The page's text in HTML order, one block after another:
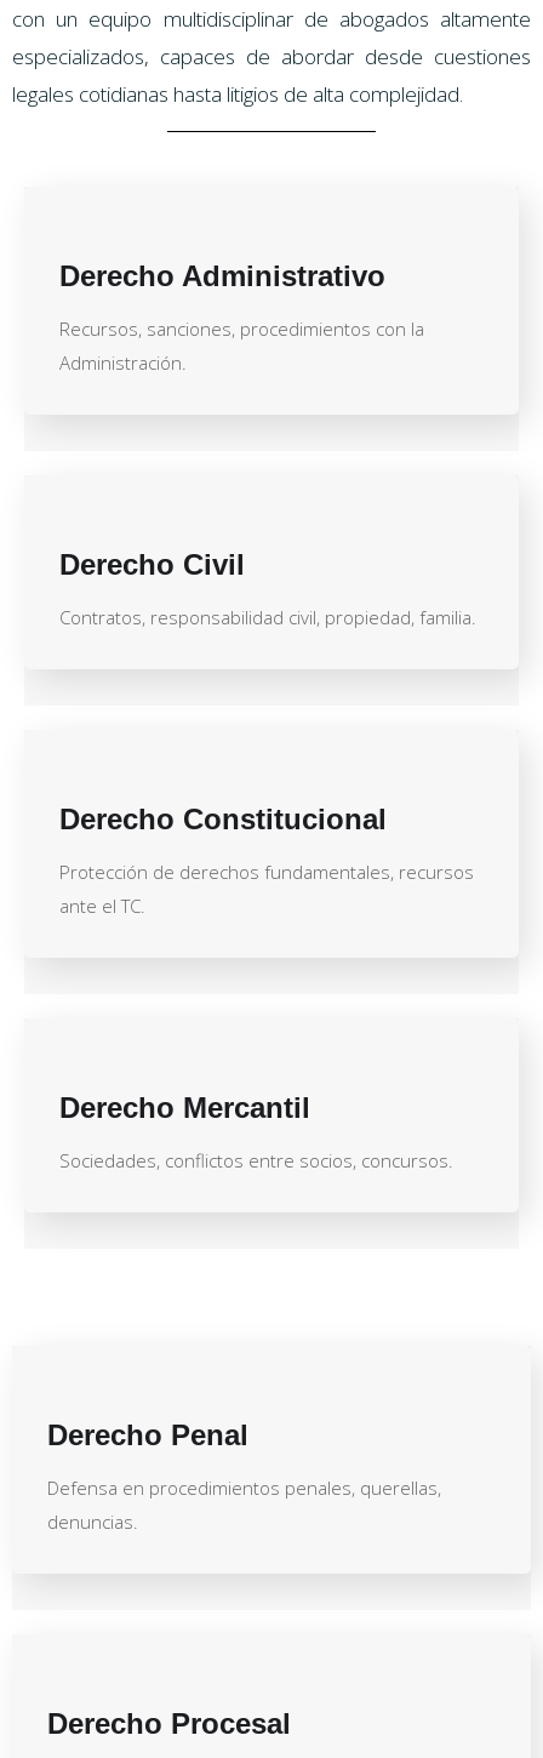
con un equipo multidisciplinar de abogados altamente
especializados, capaces de abordar desde cuestiones
legales cotidianas hasta litigios de alta complejidad.
Derecho Administrativo
Recursos, sanciones, procedimientos con la
Administración.
Derecho Civil
Contratos, responsabilidad civil, propiedad, familia.
Derecho Constitucional
Protección de derechos fundamentales, recursos
ante el TC.
Derecho Mercantil
Sociedades, conflictos entre socios, concursos.
Derecho Penal
Defensa en procedimientos penales, querellas,
denuncias.
Derecho Procesal